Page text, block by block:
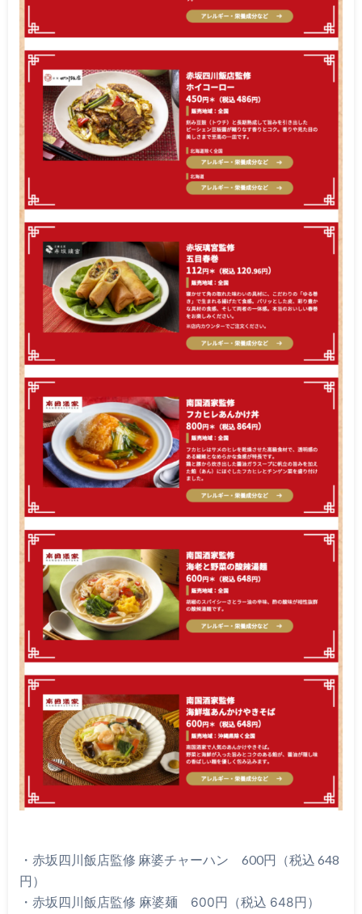
・赤坂四川飯店監修 麻婆チャーハン 600円（税込 648
円）
・赤坂四川飯店監修 麻婆麺 600円（税込 648円）